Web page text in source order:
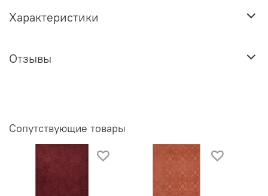
Характеристики
Отзывы
Сопутствующие товары